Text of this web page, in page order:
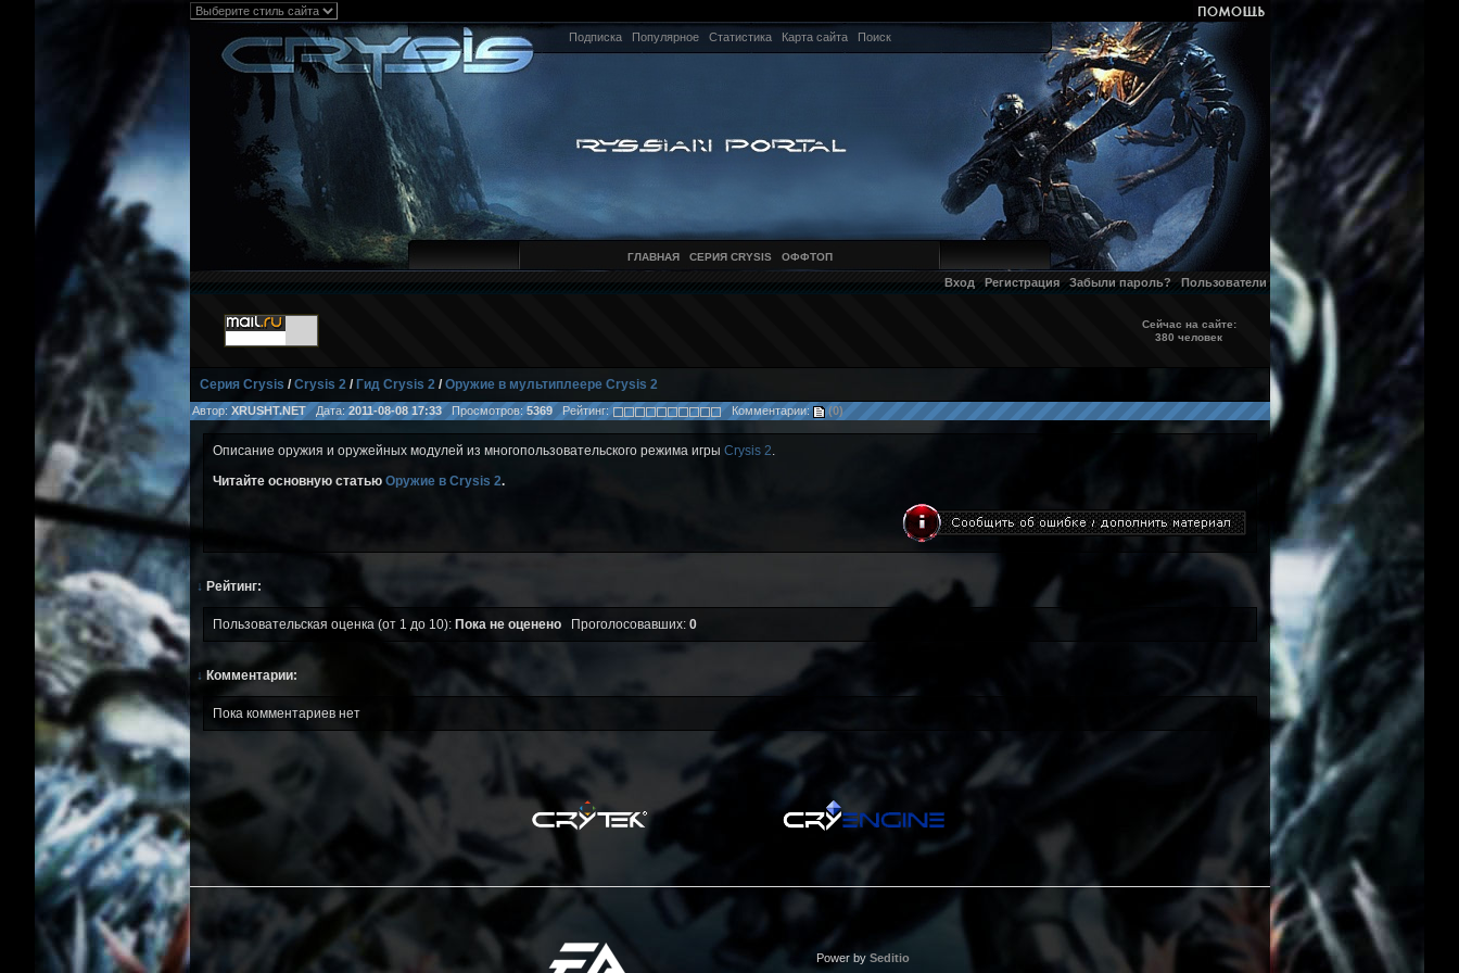
Подписка Популярное Статистика Карта сайта Поиск
ГЛАВНАЯ СЕРИЯ CRYSIS ОФФТОП
Вход Регистрация Забыли пароль? Пользователи
Сейчас на сайте:
380 человек
Серия Crysis /Crysis 2/ Гид Crysis 2/Оружие в мультиплеере Crysis 2
Автор: XRUSHT.NETДата:2011-08-08 17:33Просмотров: 5369Рейтинг: Комментарии: (0)
Описание оружия и оружейных модулей из многопользовательского режима игры Crysis 2
Читайте основную статью Оружие в Crysis 2.
↓ Рейтинг:
Пользовательская оценка (от 1 до 10): Пока не оцененоПроголосовавших: 0
↓ Комментарии:
Пока комментариев нет
Power by Seditio